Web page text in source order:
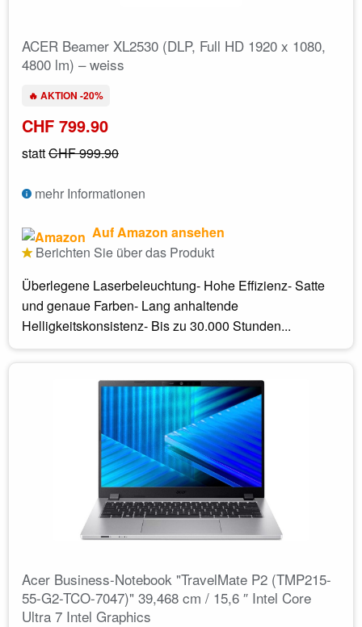
ACER Beamer XL2530 (DLP, Full HD 1920 x 1080,
4800 lm) – weiss
🔥 AKTION -20%
CHF 799.90
stattCHF 999.90
mehr Informationen
Auf Amazon ansehen
Berichten Sie über das Produkt
Überlegene Laserbeleuchtung- Hohe Effizienz- Satte
und genaue Farben- Lang anhaltende
Helligkeitskonsistenz- Bis zu 30.000 Stunden...
Acer Business-Notebook "TravelMate P2 (TMP215-
55-G2-TCO-7047)" 39,468 cm / 15,6 ″ Intel Core
Ultra 7 Intel Graphics